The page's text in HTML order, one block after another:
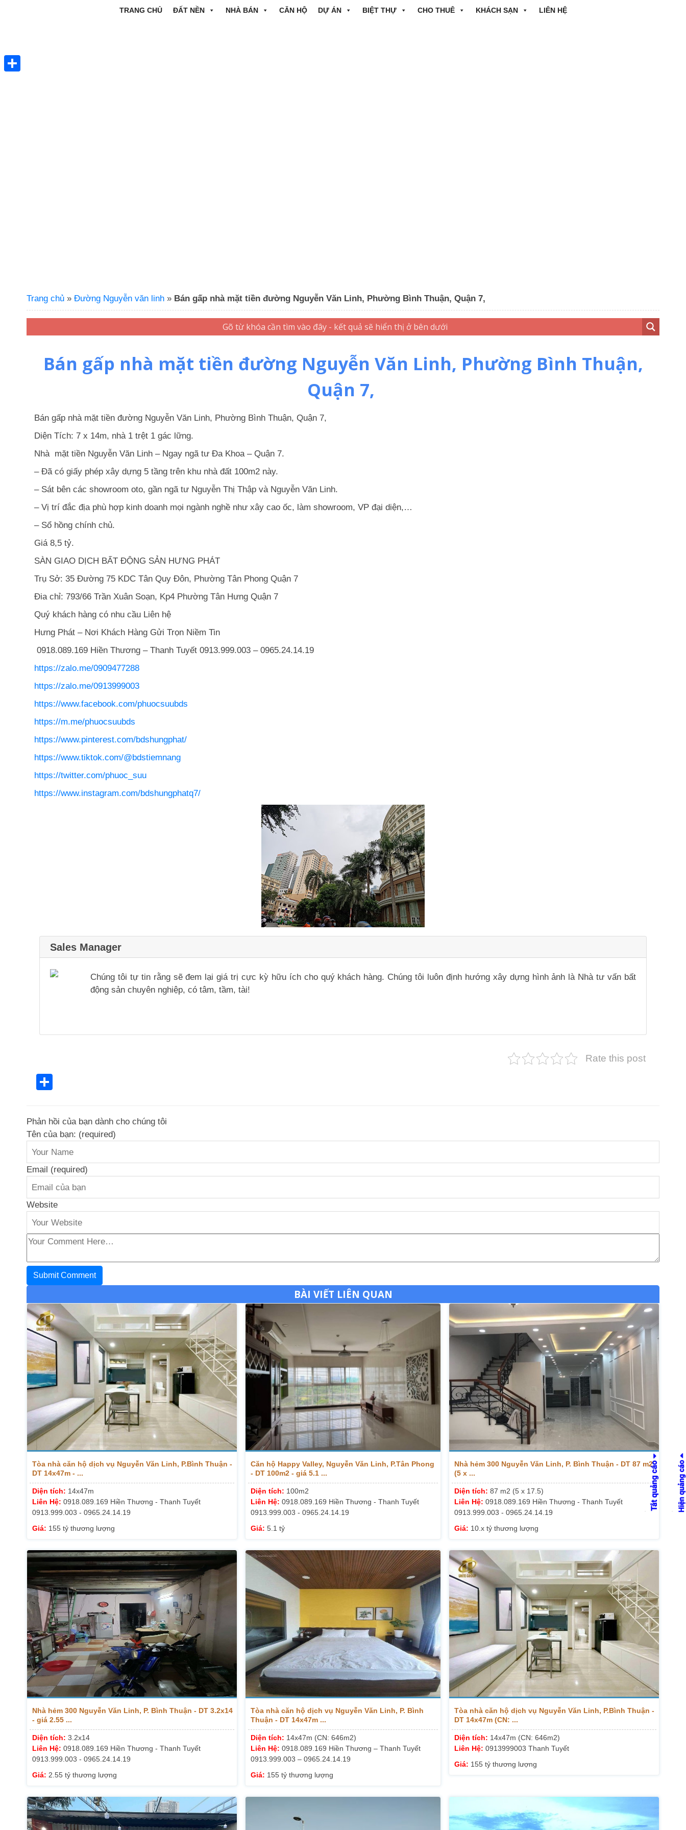
TRANG CHỦ ĐẤT NỀN NHÀ BÁN CĂN HỘ DỰ ÁN BIỆT THỰ CHO THUÊ KHÁCH SẠN LIÊN HỆ
Trang chủ » Đường Nguyễn văn linh » Bán gấp nhà mặt tiền đường Nguyễn Văn Linh, Phường Bình Thuận, Quận 7,
Bán gấp nhà mặt tiền đường Nguyễn Văn Linh, Phường Bình Thuận,
Quận 7,
Bán gấp nhà mặt tiền đường Nguyễn Văn Linh, Phường Bình Thuận, Quận 7,
Diện Tích: 7 x 14m, nhà 1 trệt 1 gác lững.
Nhà mặt tiền Nguyễn Văn Linh – Ngay ngã tư Đa Khoa – Quận 7.
– Đã có giấy phép xây dựng 5 tầng trên khu nhà đất 100m2 này.
– Sát bên các showroom oto, gần ngã tư Nguyễn Thị Thập và Nguyễn Văn Linh.
– Vị trí đắc địa phù hợp kinh doanh mọi ngành nghề như xây cao ốc, làm showroom, VP đại diện,…
– Sổ hồng chính chủ.
Giá 8,5 tỷ.
SÀN GIAO DỊCH BẤT ĐỘNG SẢN HƯNG PHÁT
Trụ Sở: 35 Đường 75 KDC Tân Quy Đôn, Phường Tân Phong Quận 7
Đia chỉ: 793/66 Trần Xuân Soạn, Kp4 Phường Tân Hưng Quận 7
Quý khách hàng có nhu cầu Liên hệ
Hưng Phát – Nơi Khách Hàng Gửi Trọn Niềm Tin
0918.089.169 Hiền Thương – Thanh Tuyết 0913.999.003 – 0965.24.14.19
https://zalo.me/0909477288
https://zalo.me/0913999003
https://www.facebook.com/phuocsuubds
https://m.me/phuocsuubds
https://www.pinterest.com/bdshungphat/
https://www.tiktok.com/@bdstiemnang
https://twitter.com/phuoc_suu
https://www.instagram.com/bdshungphatq7/
Sales Manager
Chúng tôi tự tin rằng sẽ đem lại giá trị cực kỳ hữu ích cho quý khách hàng. Chúng tôi luôn định hướng xây dựng hình ảnh là Nhà tư vấn bất
động sản chuyên nghiệp, có tâm, tầm, tài!
Rate this post
Phản hồi của bạn dành cho chúng tôi
Tên của bạn: (required)
Email (required)
Website
BÀI VIẾT LIÊN QUAN
Tòa nhà căn hộ dịch vụ Nguyễn Văn Linh, P.Bình Thuận -
DT 14x47m - ...
Diện tích: 14x47m
Liên Hệ: 0918.089.169 Hiền Thương - Thanh Tuyết
0913.999.003 - 0965.24.14.19
Giá: 155 tỷ thương lượng
Căn hộ Happy Valley, Nguyễn Văn Linh, P.Tân Phong
- DT 100m2 - giá 5.1 ...
Diện tích: 100m2
Liên Hệ:0918.089.169 Hiền Thương - Thanh Tuyết
0913.999.003 - 0965.24.14.19
Giá:5.1 tỷ
Nhà hẻm 300 Nguyễn Văn Linh, P. Bình Thuận - DT 87 m2
(5 x ...
Diện tích: 87 m2 (5 x 17.5)
Liên Hệ: 0918.089.169 Hiền Thương - Thanh Tuyết
0913.999.003 - 0965.24.14.19
Giá: 10.x tỷ thương lượng
Nhà hẻm 300 Nguyễn Văn Linh, P. Bình Thuận - DT 3.2x14
- giá 2.55 ...
Diện tích: 3.2x14
Liên Hệ: 0918.089.169 Hiền Thương - Thanh Tuyết
0913.999.003 - 0965.24.14.19
Giá: 2.55 tỷ thương lượng
Tòa nhà căn hộ dịch vụ Nguyễn Văn Linh, P. Bình
Thuận - DT 14x47m ...
Diện tích: 14x47m (CN: 646m2)
Liên Hệ:0918.089.169 Hiền Thương – Thanh Tuyết
0913.999.003 – 0965.24.14.19
Giá: 155 tỷ thương lượng
Tòa nhà căn hộ dịch vụ Nguyễn Văn Linh, P.Bình Thuận -
DT 14x47m (CN: ...
Diện tích: 14x47m (CN: 646m2)
Liên Hệ: 0913999003 Thanh Tuyết
Giá: 155 tỷ thương lượng